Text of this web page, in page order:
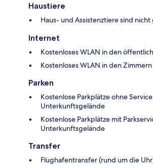
Haustiere
Haus- und Assistenztiere sind
Internet
Kostenloses WLAN in den
Kostenloses WLAN in den Zimmern
Parken
Kostenlose Parkplätze ohne
Unterkunftsgelände
Kostenlose Parkplätze mit
Unterkunftsgelände
Transfer
Flughafentransfer (rund um die